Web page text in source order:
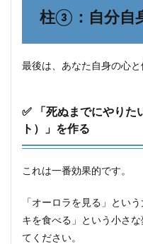
柱③：自分自
最後は、あなた自身の心と
✅ 「死ぬまでにやりた
ト）」を作る
これは一番効果的です。
「オーロラを見る」とい
キを食べる」という小さ
てください。